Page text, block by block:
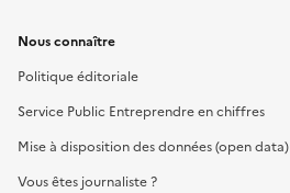
Nous connaître
Politique éditoriale
Service Public Entreprendre en chiffres
Mise à disposition des données (open data)
Vous êtes journaliste ?